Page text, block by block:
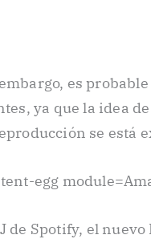
es
ya que la idea
se está
egg
de Spotify, el nuevo